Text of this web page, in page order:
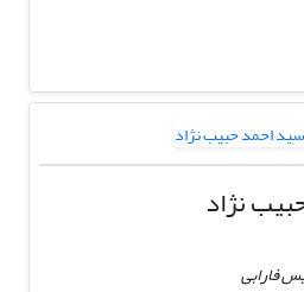
نژاد
فارابی